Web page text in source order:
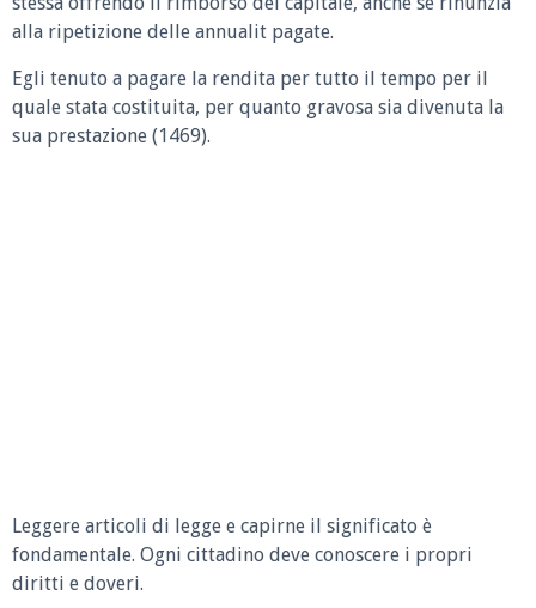
alla ripetizione delle annualit pagate.
Egli tenuto a pagare la rendita per tutto il tempo per il
quale stata costituita, per quanto gravosa sia divenuta la
sua prestazione (1469).
Leggere articoli di legge e capirne il significato è
fondamentale. Ogni cittadino deve conoscere i propri
diritti e doveri.